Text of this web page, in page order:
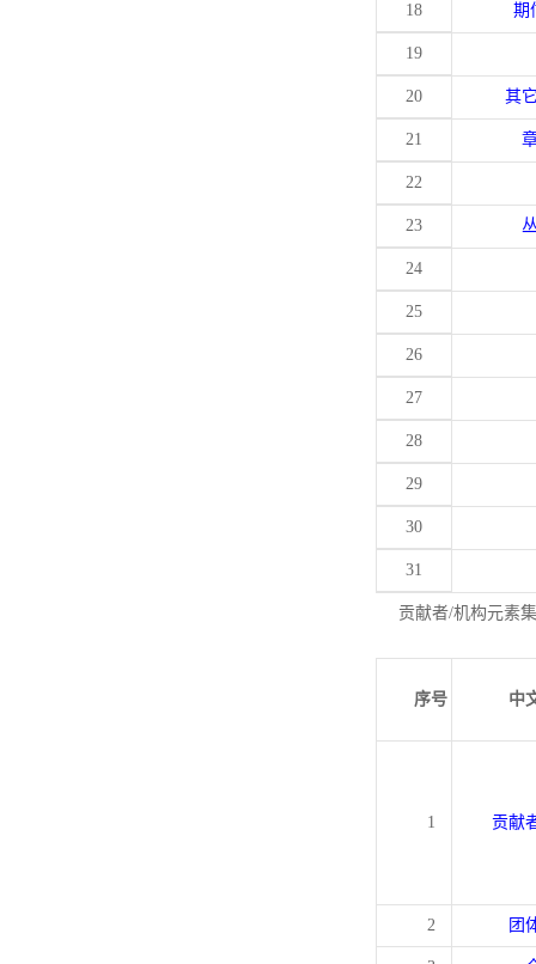
18 期
19
20 其
21
22
23
24
25
26
27
28
29
30
31
贡献者/机构元素
序号 中
1 贡献
2 团